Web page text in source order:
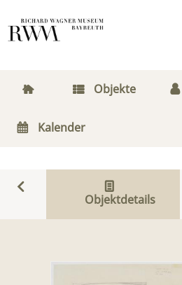
Objekte
Kalender
Objektdetails